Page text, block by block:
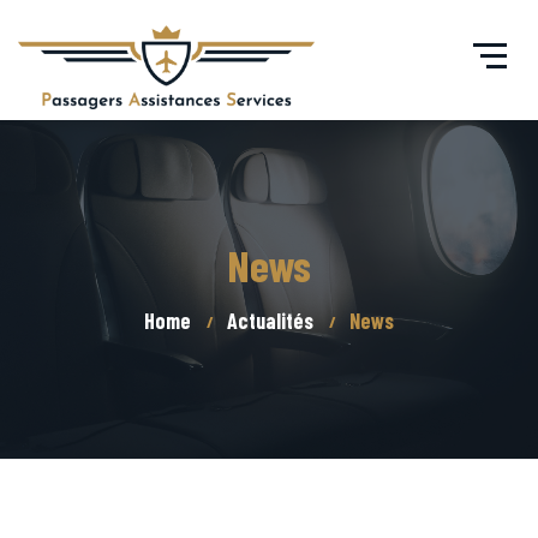
News
Home Actualités News